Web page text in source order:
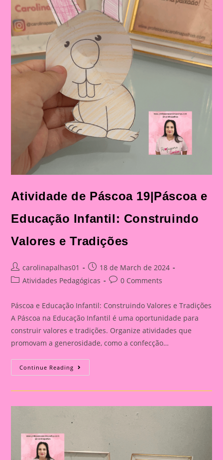
Atividade de Páscoa 19|Páscoa e
Educação Infantil: Construindo
Valores e Tradições
Post
author:
carolinapalhas01
Post
published:
18 de March de 2024
PostAtividades Pedagógicas
Post0 Comments
Páscoa e Educação Infantil: Construindo Valores e Tradições
A Páscoa na Educação Infantil é uma oportunidade para
construir valores e tradições. Organize atividades que
promovam a generosidade, como a confecção…
Continue Reading Atividade
De
19|Páscoa
Infantil:
Construindo